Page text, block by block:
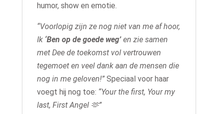
humor, show en emotie.
“Voorlopig zijn ze nog niet van me af hoor,
Ik ‘Ben op de goede weg’en zie samen
met Dee de toekomst vol vertrouwen
tegemoet en veel dank aan de mensen die
nog in me geloven!”Speciaal voor haar
voegt hij nog toe: “Your the first, Your my
last, First Angel 🫶”